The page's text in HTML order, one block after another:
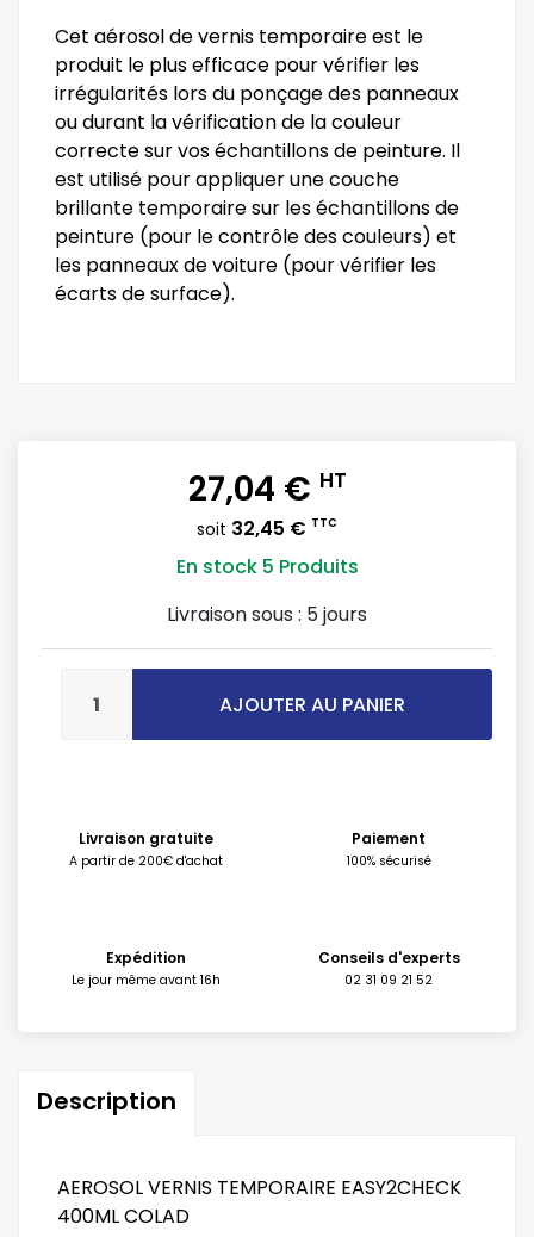
Cet aérosol de vernis temporaire est le
produit le plus efficace pour vérifier les
irrégularités lors du ponçage des panneaux
ou durant la vérification de la couleur
correcte sur vos échantillons de peinture. Il
est utilisé pour appliquer une couche
brillante temporaire sur les échantillons de
peinture (pour le contrôle des couleurs) et
les panneaux de voiture (pour vérifier les
écarts de surface).
27,04 € HT
soit 32,45 € TTC
En stock 5 Produits
Livraison sous : 5 jours
AJOUTER AU PANIER
Livraison gratuite
A partir de 200€ d'achat
Paiement
100% sécurisé
Expédition
Le jour même avant 16h
Conseils d'experts
02 31 09 21 52
Description
AEROSOL VERNIS TEMPORAIRE EASY2CHECK
400ML COLAD